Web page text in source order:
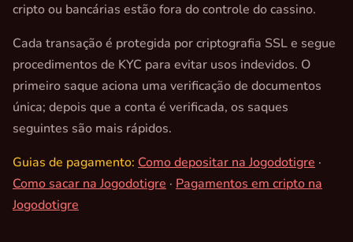
cripto ou bancárias estão fora do controle do cassino.
Cada transação é protegida por criptografia SSL e segue
procedimentos de KYC para evitar usos indevidos. O
primeiro saque aciona uma verificação de documentos
única; depois que a conta é verificada, os saques
seguintes são mais rápidos.
Guias de pagamento: Como depositar na Jogodotigre ·
Como sacar na Jogodotigre · Pagamentos em cripto na
Jogodotigre